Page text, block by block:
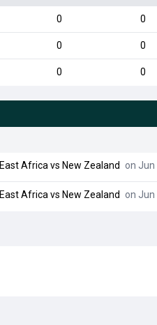
0 0
0 0
0 0
East Africa vs New Zealand on Jun
East Africa vs New Zealand on Jun